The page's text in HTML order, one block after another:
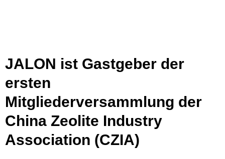
JALON ist Gastgeber der
ersten
Mitgliederversammlung der
China Zeolite Industry
Association (CZIA)